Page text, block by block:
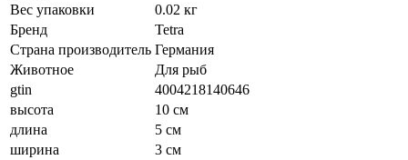
Вес упаковки
0.02 кг
Бренд
Tetra
Страна производитель Германия
Животное
Для рыб
gtin
4004218140646
высота
10 см
длина
5 см
ширина
3 см